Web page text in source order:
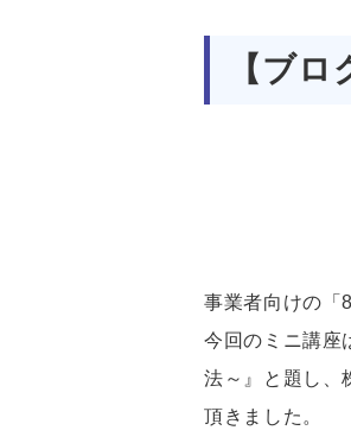
【ブ
事業者向けの「
今回のミニ講座
法～』と題し、
頂きました。